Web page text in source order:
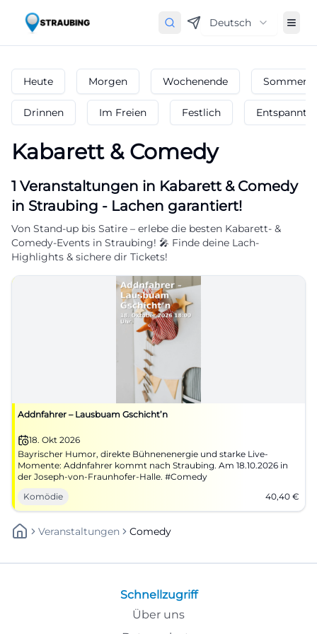
Deutsch
Heute Morgen Wochenende
Drinnen Im Freien Festlich Entspannt
Kabarett & Comedy
1 Veranstaltungen in Kabarett & Comedy
in Straubing - Lachen garantiert!
Von Stand-up bis Satire – erlebe die besten Kabarett- &
Comedy-Events in Straubing! 🎤 Finde deine Lach-
Highlights & sichere dir Tickets!
Addnfahrer – Lausbuam Gschicht’n
18. Okt 2026
Bayrischer Humor, direkte Bühnenenergie und starke Live-
Momente: Addnfahrer kommt nach Straubing. Am 18.10.2026 in
der Joseph-von-Fraunhofer-Halle. #Comedy
Komödie
40,40 €
Veranstaltungen Comedy
Schnellzugriff
Über uns